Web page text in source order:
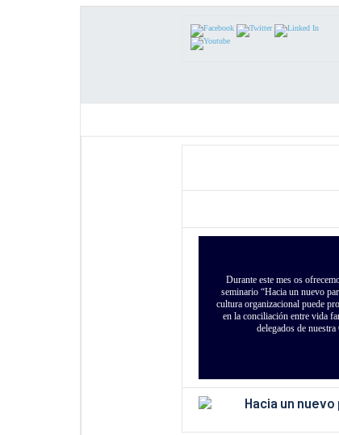
Durante este mes os
seminario “Hacia un nuevo
cultura organizacional puede
en la conciliación entre vida
delegados de